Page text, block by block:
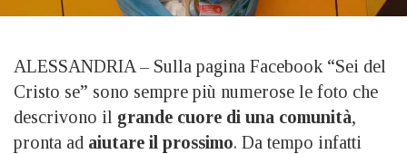
ALESSANDRIA – Sulla pagina Facebook “Sei del
Cristo se” sono sempre più numerose le foto che
descrivono il grande cuore di una comunità,
pronta ad aiutare il prossimo. Da tempo infatti